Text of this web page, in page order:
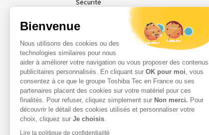
Affichage dynamique
Nos Services
Services Parc d’Impression
Services Professionnels
Demande d'assistance
Contact
Espace Client
Bienvenue
Nous utilisons des cookies ou des
technologies similaires pour nous
aider à améliorer votre navigation ou vous proposer des contenus
publicitaires personnalisés. En cliquant sur OK pour moi , vous
consentez à ce que le groupe Toshiba Tec en France ou ses
partenaires placent des cookies sur votre matériel pour ces
finalités. Pour refuser, cliquez simplement sur Non merci. Pour
découvrir le détail des cookies utilisés et personnaliser votre
choix, cliquez sur Je choisis
Lire la politique de confidentialité